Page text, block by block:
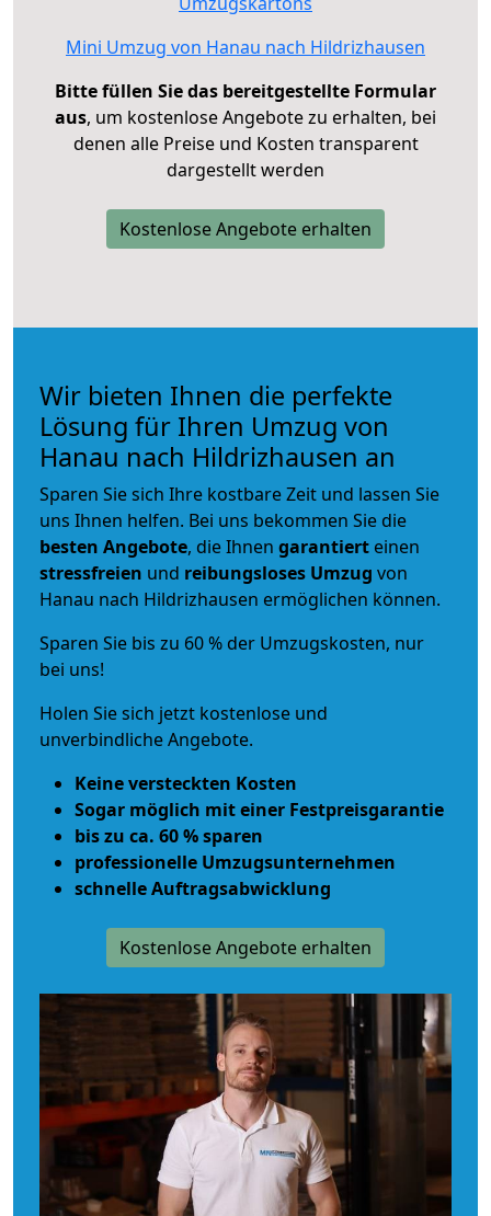
Mini Umzug von Hanau nach Hildrizhausen
Bitte füllen Sie das bereitgestellte Formular
aus, um kostenlose Angebote zu erhalten, bei
denen alle Preise und Kosten transparent
dargestellt werden
Kostenlose Angebote erhalten
Wir bieten Ihnen die perfekte
Lösung für Ihren Umzug von
Hanau nach Hildrizhausen an
Sparen Sie sich Ihre kostbare Zeit und lassen Sie
uns Ihnen helfen. Bei uns bekommen Sie die
besten Angebote, die Ihnen garantiert einen
stressfreien und reibungsloses Umzug von
Hanau nach Hildrizhausen ermöglichen können.
Sparen Sie bis zu 60 % der Umzugskosten, nur
bei uns!
Holen Sie sich jetzt kostenlose und
unverbindliche Angebote.
Keine versteckten Kosten
Sogar möglich mit einer Festpreisgarantie
bis zu ca. 60 % sparen
professionelle Umzugsunternehmen
schnelle Auftragsabwicklung
Kostenlose Angebote erhalten